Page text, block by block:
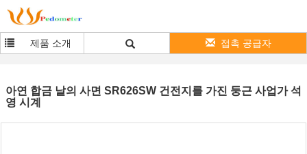
제품 소개 접촉 공급자
아연 합금 날의 사면 SR626SW 건전지를 가진 둥근 사업가 석
영 시계